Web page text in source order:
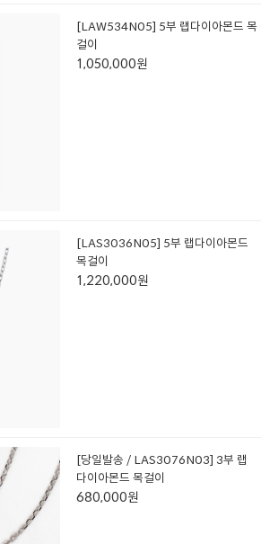
[LAW534N05] 5부 랩다이아몬드 목
걸이
1,050,000원
[LAS3036N05] 5부 랩다이아몬드
목걸이
1,220,000원
[당일발송 / LAS3076N03] 3부 랩
다이아몬드 목걸이
680,000원